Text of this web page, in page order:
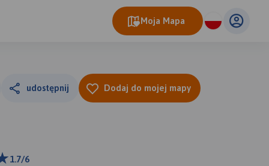
Moja Mapa
udostępnij Dodaj do mojej mapy
1.7/6